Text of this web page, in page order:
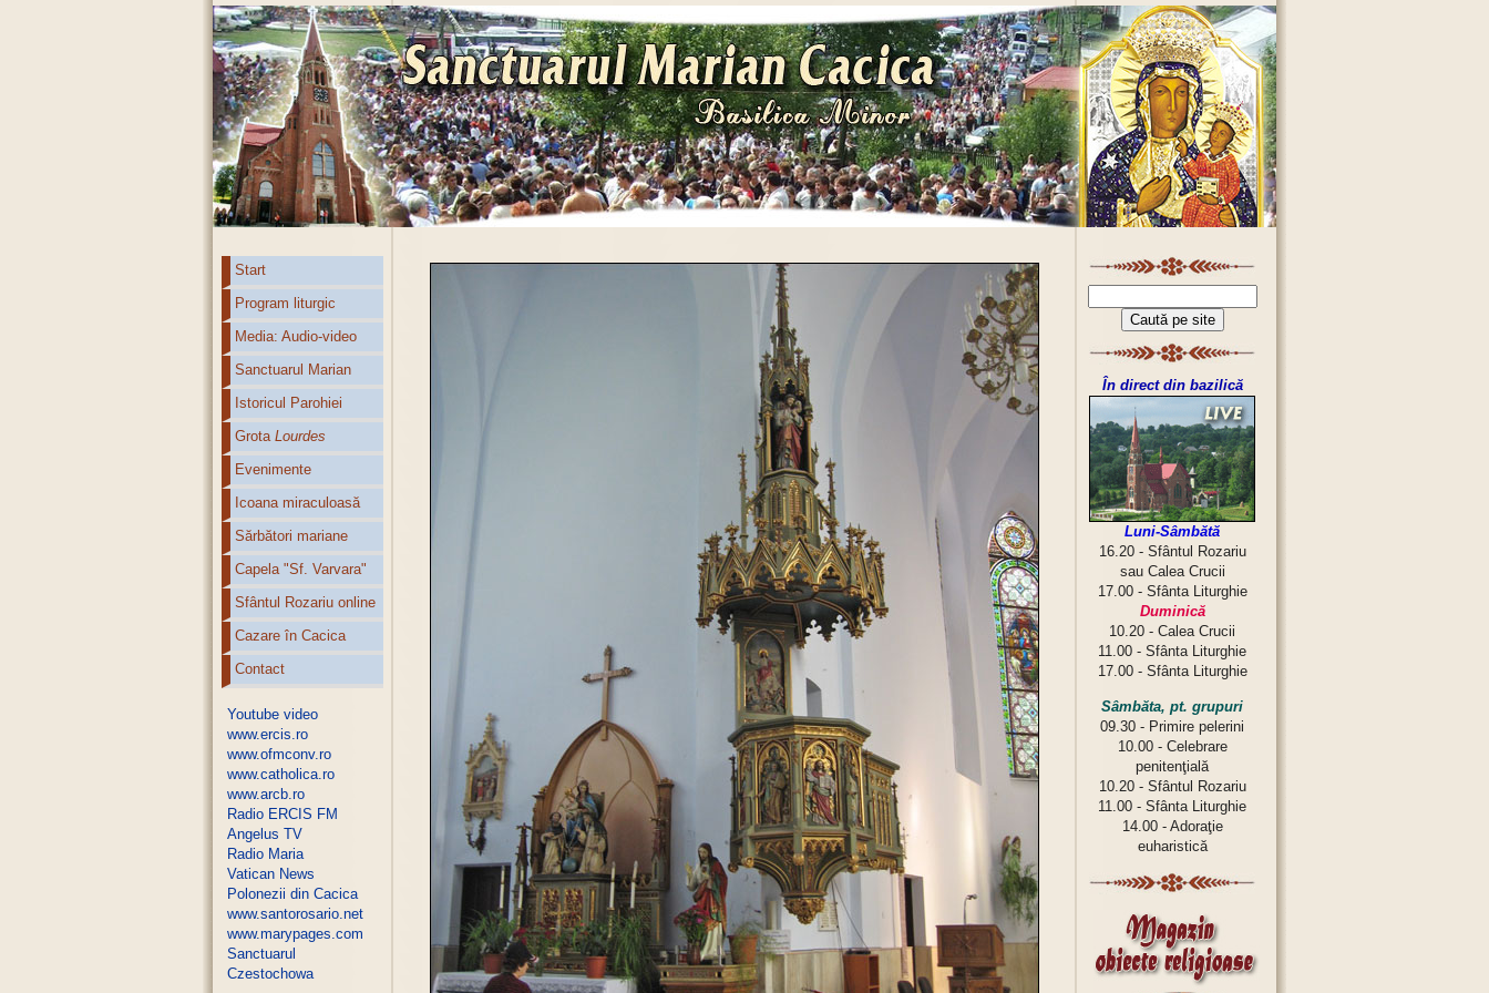
Start
Program liturgic
Media: Audio-video
Sanctuarul Marian
Istoricul Parohiei
Grota Lourdes
Evenimente
Icoana miraculoasă
Sărbători mariane
Capela "Sf. Varvara"
Sfântul Rozariu online
Cazare în Cacica
Contact
Youtube video
www.ercis.ro
www.ofmconv.ro
www.catholica.ro
www.arcb.ro
Radio ERCIS FM
Angelus TV
Radio Maria
Vatican News
Polonezii din Cacica
www.santorosario.net
www.marypages.com
Sanctuarul
Czestochowa
În direct din bazilică
Luni-Sâmbătă
16.20 - Sfântul Rozariu
sau Calea Crucii
17.00 - Sfânta Liturghie
Duminică
10.20 - Calea Crucii
11.00 - Sfânta Liturghie
17.00 - Sfânta Liturghie
Sâmbăta, pt. grupuri
09.30 - Primire pelerini
10.00 - Celebrare
penitenţială
10.20 - Sfântul Rozariu
11.00 - Sfânta Liturghie
14.00 - Adoraţie
euharistică